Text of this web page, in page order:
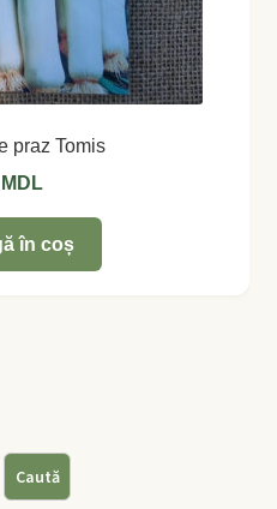
praz Tomis
MDL
în coș
Caută